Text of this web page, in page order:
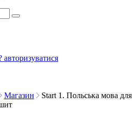
авторизуватися
Магазин
Start 1. Польська мова для